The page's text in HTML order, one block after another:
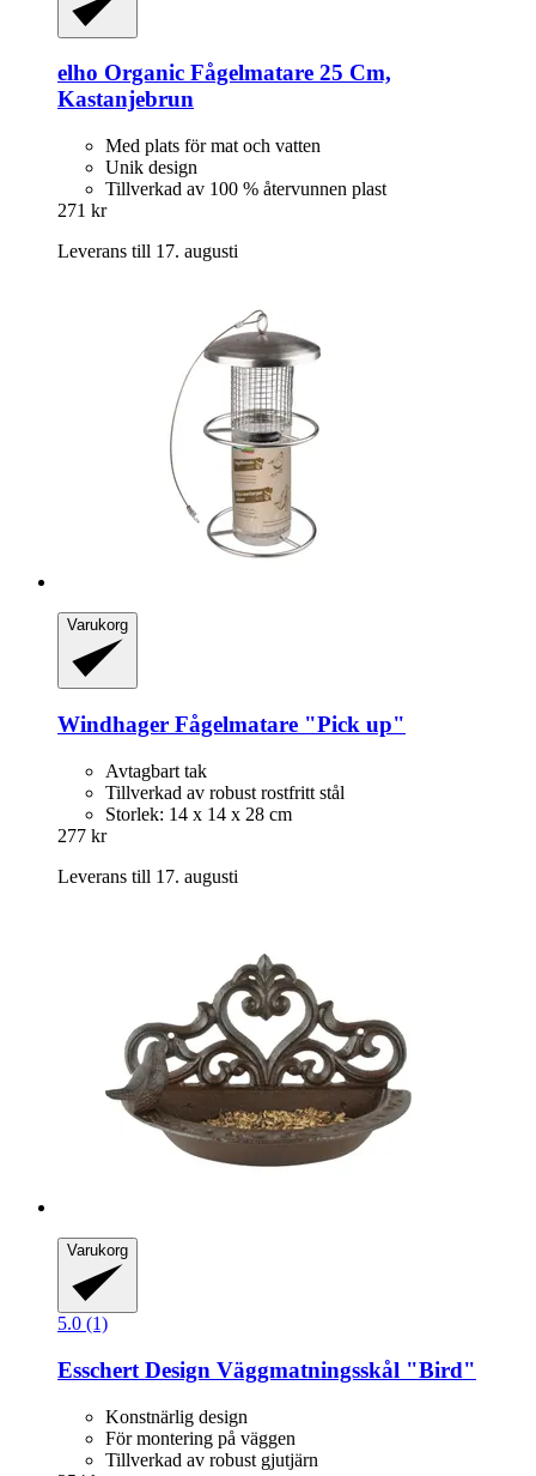
elho Organic Fågelmatare 25 Cm,
Kastanjebrun
Med plats för mat och vatten
Unik design
Tillverkad av 100 % återvunnen plast
271 kr
Leverans till 17. augusti
Varukorg
Windhager Fågelmatare "Pick up"
Avtagbart tak
Tillverkad av robust rostfritt stål
Storlek: 14 x 14 x 28 cm
277 kr
Leverans till 17. augusti
Varukorg
5.0 (1)
Esschert Design Väggmatningsskål "Bird"
Konstnärlig design
För montering på väggen
Tillverkad av robust gjutjärn